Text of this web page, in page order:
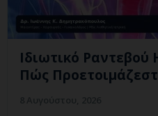
Ιδιωτικό Ραντεβού
Πώς